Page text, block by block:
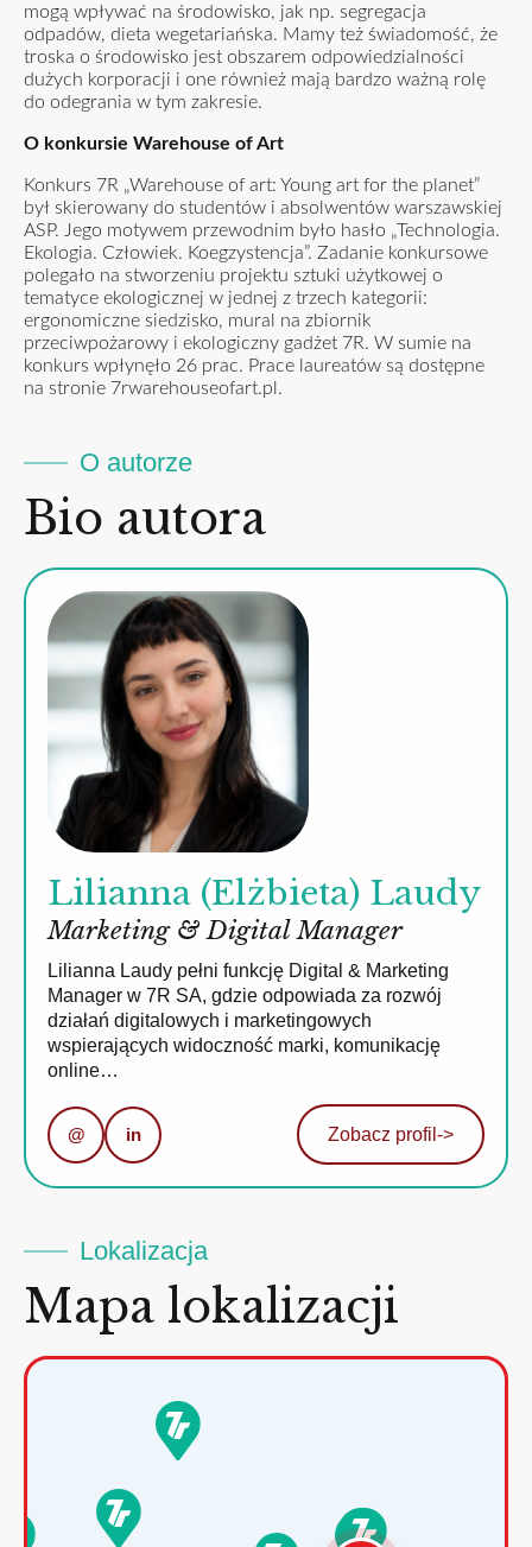
mogą wpływać na środowisko, jak np. segregacja
odpadów, dieta wegetariańska. Mamy też świadomość, że
troska o środowisko jest obszarem odpowiedzialności
dużych korporacji i one również mają bardzo ważną rolę
do odegrania w tym zakresie.
O konkursie Warehouse of Art
Konkurs 7R „Warehouse of art: Young art for the planet”
był skierowany do studentów i absolwentów warszawskiej
ASP. Jego motywem przewodnim było hasło „Technologia.
Ekologia. Człowiek. Koegzystencja”. Zadanie konkursowe
polegało na stworzeniu projektu sztuki użytkowej o
tematyce ekologicznej w jednej z trzech kategorii:
ergonomiczne siedzisko, mural na zbiornik
przeciwpożarowy i ekologiczny gadżet 7R. W sumie na
konkurs wpłynęło 26 prac. Prace laureatów są dostępne
na stronie 7rwarehouseofart.pl .
O autorze
Bio autora
Lilianna (Elżbieta) Laudy
Marketing & Digital Manager
Lilianna Laudy pełni funkcję Digital & Marketing
Manager w 7R SA, gdzie odpowiada za rozwój
działań digitalowych i marketingowych
wspierających widoczność marki, komunikację
online…
@ in Zobacz profil ->
Lokalizacja
Mapa lokalizacji